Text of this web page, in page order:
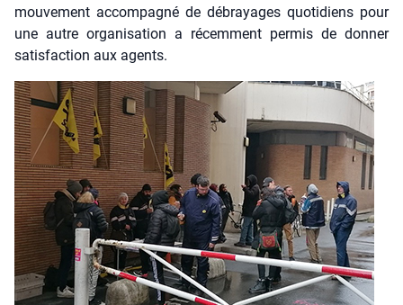
mou­ve­ment accom­pa­gné de débrayages quo­ti­diens pour
une autre orga­ni­sa­tion a récem­ment per­mis de don­ner
satis­fac­tion aux agents.